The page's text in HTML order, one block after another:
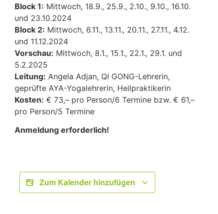
Block 1: Mittwoch, 18.9., 25.9., 2.10., 9.10., 16.10.
und 23.10.2024
Block 2: Mittwoch, 6.11., 13.11., 20.11., 27.11., 4.12.
und 11.12.2024
Vorschau: Mittwoch, 8.1., 15.1., 22.1., 29.1. und
5.2.2025
Leitung: Angela Adjan, QI GONG-Lehrerin,
geprüfte AYA-Yogalehrerin, Heilpraktikerin
Kosten: € 73,– pro Person/6 Termine bzw. € 61,–
pro Person/5 Termine
Anmeldung erforderlich!
Zum Kalender hinzufügen